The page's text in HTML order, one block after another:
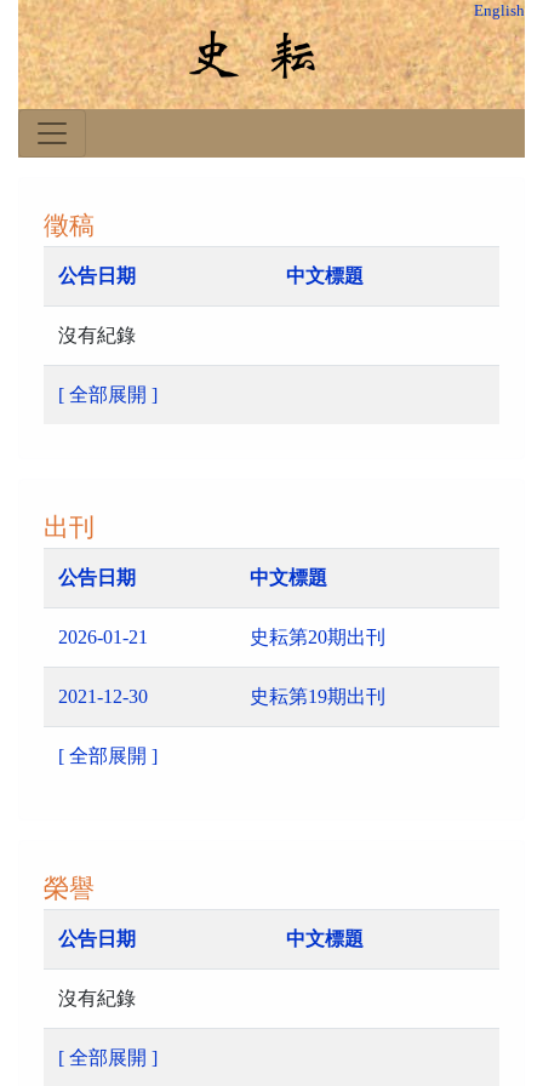
English
徵稿
公告日期 中文標題
沒有紀錄
[ 全部展開 ]
出刊
公告日期 中文標題
2026-01-21 史耘第20期出刊
2021-12-30 史耘第19期出刊
[ 全部展開 ]
榮譽
公告日期 中文標題
沒有紀錄
[ 全部展開 ]